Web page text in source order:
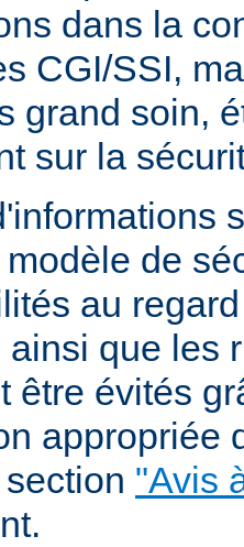
dans la
CGI/SSI,
grand soin,
sur la
de
au
ainsi que les
être évités
appropriée
"Avis